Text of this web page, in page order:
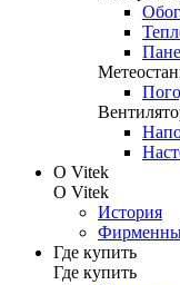
О Vitek
О Vitek
История
Где купить
Где купить